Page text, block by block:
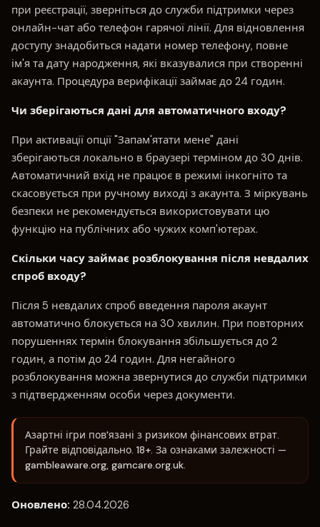
при реєстрації, зверніться до служби підтримки через
онлайн-чат або телефон гарячої лінії. Для відновлення
доступу знадобиться надати номер телефону, повне
ім'я та дату народження, які вказувалися при створенні
акаунта. Процедура верифікації займає до 24 годин.
Чи зберігаються дані для автоматичного входу?
При активації опції "Запам'ятати мене" дані
зберігаються локально в браузері терміном до 30 днів.
Автоматичний вхід не працює в режимі інкогніто та
скасовується при ручному виході з акаунта. З міркувань
безпеки не рекомендується використовувати цю
функцію на публічних або чужих комп'ютерах.
Скільки часу займає розблокування після невдалих
спроб входу?
Після 5 невдалих спроб введення пароля акаунт
автоматично блокується на 30 хвилин. При повторних
порушеннях термін блокування збільшується до 2
годин, а потім до 24 годин. Для негайного
розблокування можна звернутися до служби підтримки
з підтвердженням особи через документи.
Азартні ігри пов'язані з ризиком фінансових втрат.
Грайте відповідально. 18+. За ознаками залежності —
gambleaware.org, gamcare.org.uk.
Оновлено: 28.04.2026